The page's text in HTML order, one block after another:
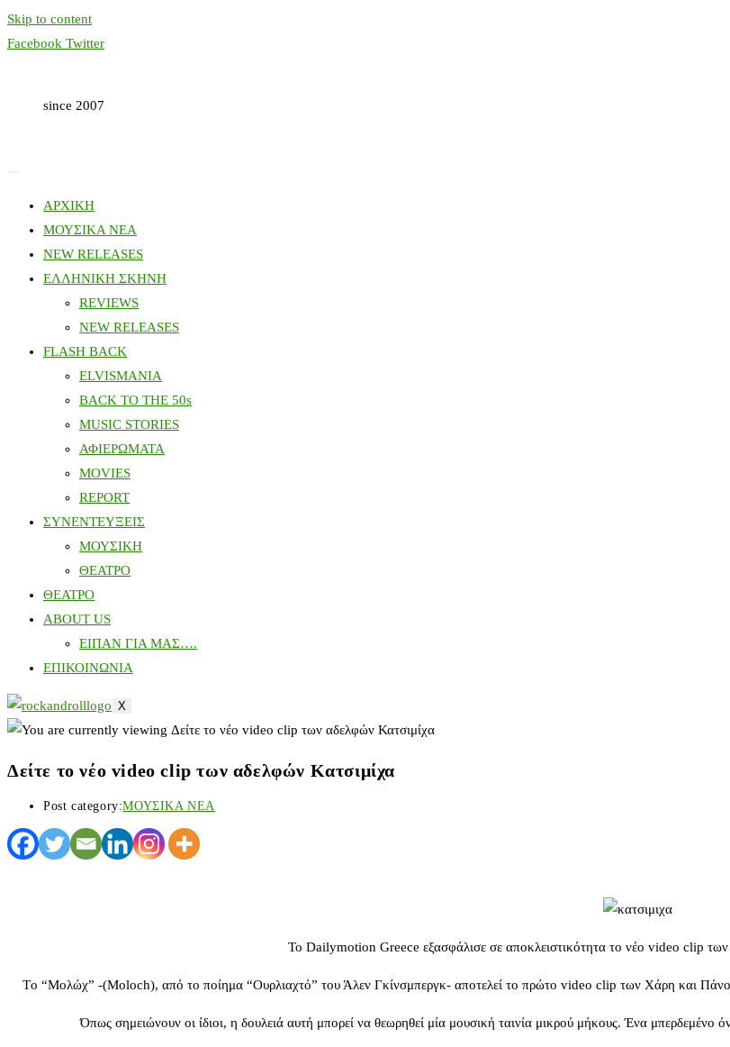
Skip to content
Facebook Twitter
since 2007
ΑΡΧΙΚΗ
ΜΟΥΣΙΚΑ ΝΕΑ
NEW RELEASES
ΕΛΛΗΝΙΚΗ ΣΚΗΝΗ
REVIEWS
NEW RELEASES
FLASH BACK
ELVISMANIA
BACK TO THE 50s
MUSIC STORIES
ΑΦΙΕΡΩΜΑΤΑ
MOVIES
REPORT
ΣΥΝΕΝΤΕΥΞΕΙΣ
ΜΟΥΣΙΚΗ
ΘΕΑΤΡΟ
ΘΕΑΤΡΟ
ABOUT US
ΕΙΠΑΝ ΓΙΑ ΜΑΣ….
ΕΠΙΚΟΙΝΩΝΙΑ
X
Δείτε το νέο video clip των αδελφών Κατσιμίχα
Post category:ΜΟΥΣΙΚΑ ΝΕΑ
Το Dailymotion Greece εξασφάλισε σε αποκλειστικότητα το νέο video clip
Tο “Μολώχ” -(Moloch), από το ποίημα “Ουρλιαχτό” του Άλεν Γκίνσμπεργκ- αποτελεί το πρώτο video clip των Χάρη και
Όπως σημειώνουν οι ίδιοι, η δουλειά αυτή μπορεί να θεωρηθεί μία μουσική ταινία μικρού μήκους. Ένα